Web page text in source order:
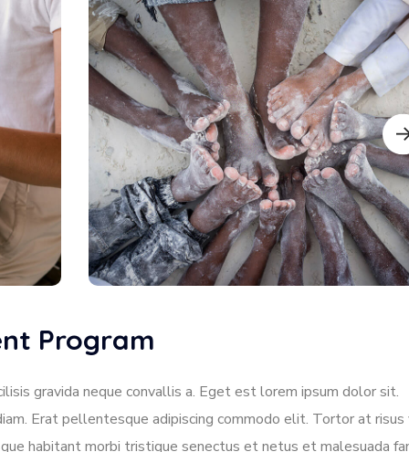
Program
gravida neque convallis a. Eget est lorem ipsum dolor sit.
Erat pellentesque adipiscing commodo elit. Tortor at risus
habitant morbi tristique senectus et netus et malesuada